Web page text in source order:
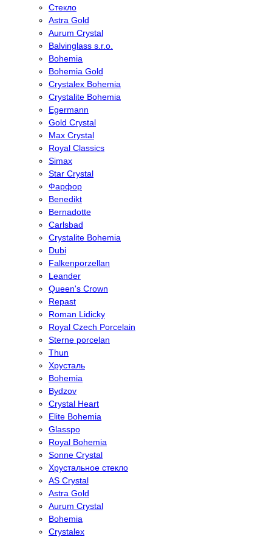
Стекло
Astra Gold
Aurum Crystal
Balvinglass s.r.o.
Bohemia
Bohemia Gold
Crystalex Bohemia
Crystalite Bohemia
Egermann
Gold Crystal
Max Crystal
Royal Classics
Simax
Star Crystal
Фарфор
Benedikt
Bernadotte
Carlsbad
Crystalite Bohemia
Dubi
Falkenporzellan
Leander
Queen's Crown
Repast
Roman Lidicky
Royal Czech Porcelain
Sterne porcelan
Thun
Хрусталь
Bohemia
Bydzov
Crystal Heart
Elite Bohemia
Glasspo
Royal Bohemia
Sonne Crystal
Хрустальное стекло
AS Crystal
Astra Gold
Aurum Crystal
Bohemia
Crystalex